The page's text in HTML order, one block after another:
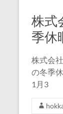
株式
季休
株式会
の冬季
1月3